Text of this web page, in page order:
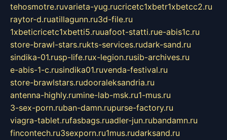
tehosmotre.ruvarieta-yug.rucricetc1xbetr1xbetcc2.ru
raytor-d.ruatillagunn.ru3d-file.ru
1xbeticricetc1xbetti5.ruuafoot-statti.rue-abis1c.ru
store-brawl-stars.rukts-services.rudark-sand.ru
sindika-01.rusp-life.rux-legion.rusib-archives.ru
e-abis-1-c.rusindika01.ruvenda-festival.ru
store-brawlstars.rudooraleksandria.ru
antenna-highly.rumine-lab-msk.ru1-mus.ru
3-sex-porn.ruban-damn.rupurse-factory.ru
viagra-tablet.rufasbags.ruadler-jun.rubandamn.ru
fincontech.ru3sexporn.ru1mus.rudarksand.ru